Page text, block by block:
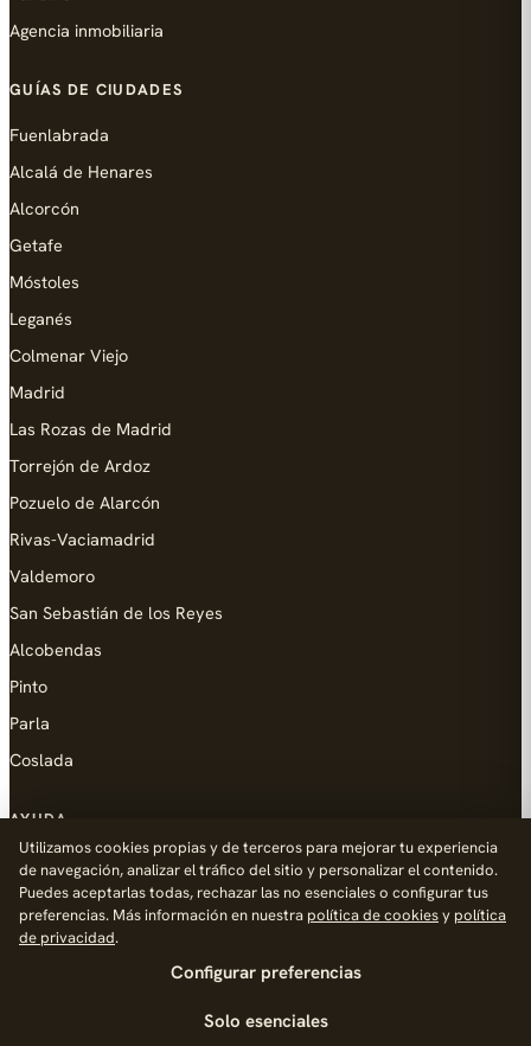
Agencia inmobiliaria
GUÍAS DE CIUDADES
Fuenlabrada
Alcalá de Henares
Alcorcón
Getafe
Móstoles
Leganés
Colmenar Viejo
Madrid
Las Rozas de Madrid
Torrejón de Ardoz
Pozuelo de Alarcón
Rivas-Vaciamadrid
Valdemoro
San Sebastián de los Reyes
Alcobendas
Pinto
Parla
Coslada
AYUDA
Añadir empresa
Contacto
Política de Privacidad
Utilizamos cookies propias y de terceros para mejorar tu experiencia
de navegación, analizar el tráfico del sitio y personalizar el contenido.
Puedes aceptarlas todas, rechazar las no esenciales o configurar tus
preferencias. Más información en nuestra política de cookiesy política
de privacidad.
Configurar preferencias
Solo esenciales